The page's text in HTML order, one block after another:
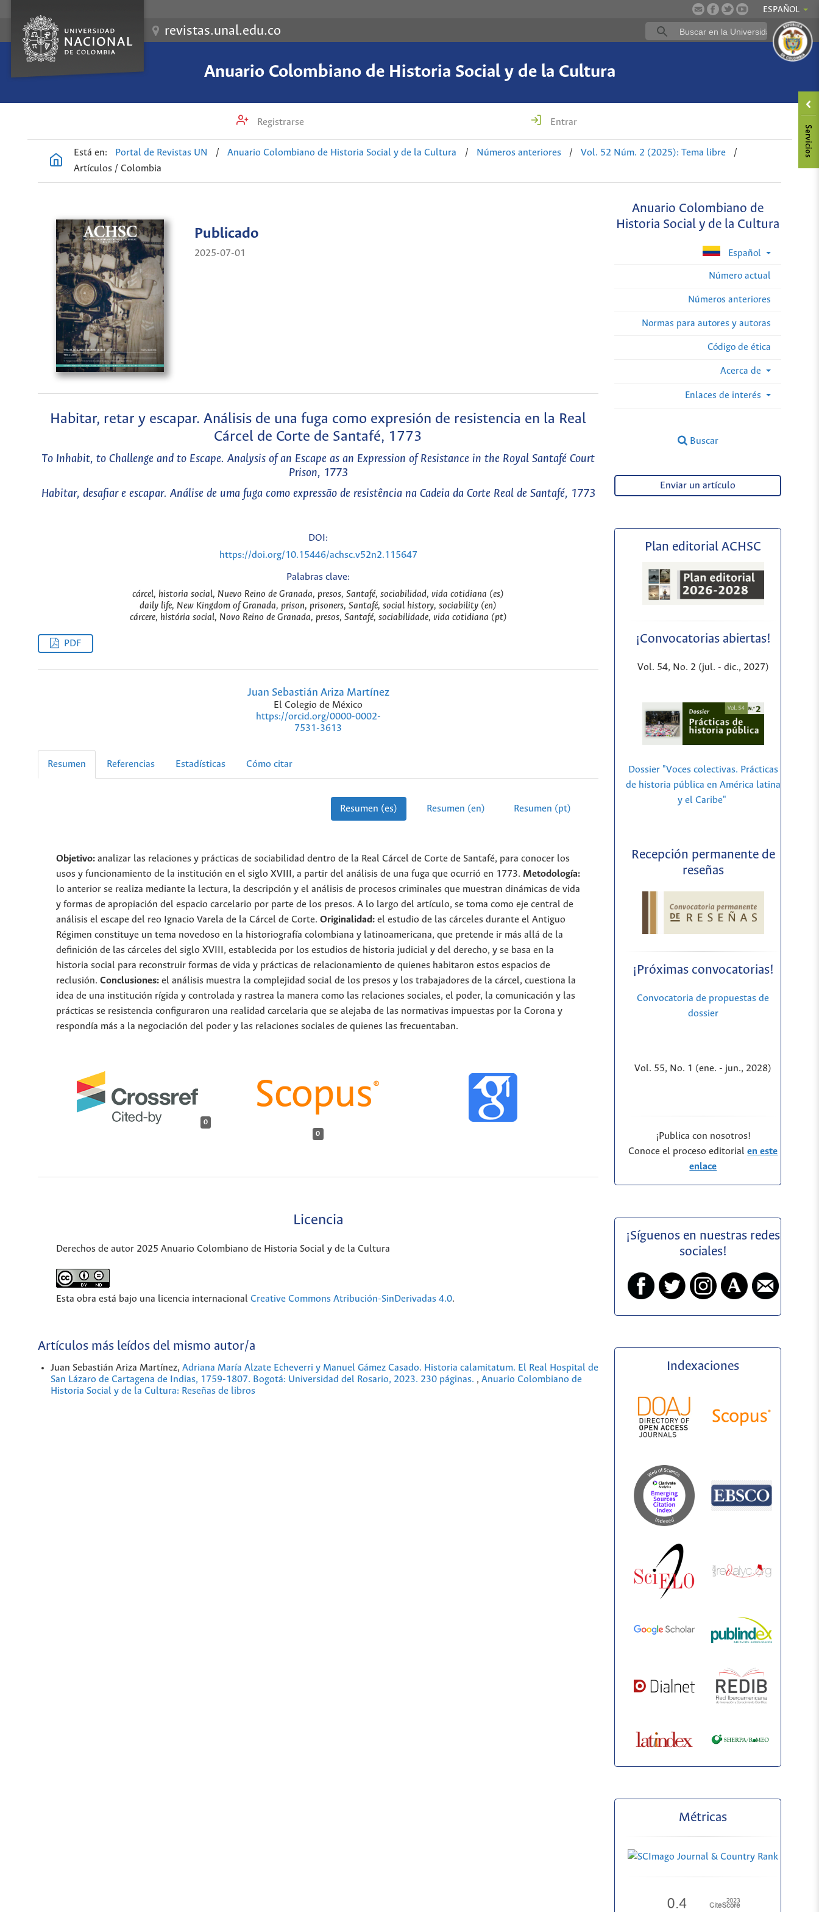
ESPAÑOL
revistas.unal.edu.co
Anuario Colombiano de Historia Social y de la Cultura
Registrarse Entrar
Está en: Portal de Revistas UN / Anuario Colombiano de Historia Social y de la Cultura / Números anteriores / Vol. 52 Núm. 2 (2025): Tema libre
/
Artículos / Colombia
Anuario Colombiano de
Historia Social y de la Cultura
Español
Número actual
Números anteriores
Normas para autores y autoras
Código de ética
Acerca de
Enlaces de interés
Buscar
Publicado
2025-07-01
Habitar, retar y escapar. Análisis de una fuga como expresión de resistencia en la Real
Cárcel de Corte de Santafé, 1773
To Inhabit, to Challenge and to Escape. Analysis of an Escape as an Expression of Resistance in the Royal Santafé Court
Prison, 1773
Habitar, desafiar e escapar. Análise de uma fuga como expressão de resistência na Cadeia da Corte Real de Santafé, 1773
DOI:
https://doi.org/10.15446/achsc.v52n2.115647
Palabras clave:
cárcel, historia social, Nuevo Reino de Granada, presos, Santafé, sociabilidad, vida cotidiana (es)
daily life, New Kingdom of Granada, prison, prisoners, Santafé, social history, sociability (en)
cárcere, história social, Novo Reino de Granada, presos, Santafé, sociabilidade, vida cotidiana (pt)
PDF
Juan Sebastián Ariza Martínez
El Colegio de México
https://orcid.org/0000-0002-
7531-3613
Resumen Referencias Estadísticas Cómo citar
Resumen (es) Resumen (en) Resumen (pt)
Objetivo: analizar las relaciones y prácticas de sociabilidad dentro de la Real Cárcel de Corte de Santafé, para conocer los
usos y funcionamiento de la institución en el siglo XVIII, a partir del análisis de una fuga que ocurrió en 1773. Metodología:
lo anterior se realiza mediante la lectura, la descripción y el análisis de procesos criminales que muestran dinámicas de vida
y formas de apropiación del espacio carcelario por parte de los presos. A lo largo del artículo, se toma como eje central de
análisis el escape del reo Ignacio Varela de la Cárcel de Corte. Originalidad: el estudio de las cárceles durante el Antiguo
Régimen constituye un tema novedoso en la historiografía colombiana y latinoamericana, que pretende ir más allá de la
definición de las cárceles del siglo XVIII, establecida por los estudios de historia judicial y del derecho, y se basa en la
historia social para reconstruir formas de vida y prácticas de relacionamiento de quienes habitaron estos espacios de
reclusión. Conclusiones: el análisis muestra la complejidad social de los presos y los trabajadores de la cárcel, cuestiona la
idea de una institución rígida y controlada y rastrea la manera como las relaciones sociales, el poder, la comunicación y las
prácticas se resistencia configuraron una realidad carcelaria que se alejaba de las normativas impuestas por la Corona y
respondía más a la negociación del poder y las relaciones sociales de quienes las frecuentaban.
0
0
Licencia
Derechos de autor 2025 Anuario Colombiano de Historia Social y de la Cultura
Esta obra está bajo una licencia internacional Creative Commons Atribución-SinDerivadas 4.0.
Artículos más leídos del mismo autor/a
Juan Sebastián Ariza Martínez, Adriana María Alzate Echeverri y Manuel Gámez Casado. Historia calamitatum. El Real Hospital de
San Lázaro de Cartagena de Indias, 1759-1807. Bogotá: Universidad del Rosario, 2023. 230 páginas. , Anuario Colombiano de
Historia Social y de la Cultura: Reseñas de libros
Enviar un artículo
Plan editorial ACHSC
¡Convocatorias abiertas!
Vol. 54, No. 2 (jul. - dic., 2027)
Dossier "Voces colectivas. Prácticas
de historia pública en América latina
y el Caribe"
Recepción permanente de
reseñas
¡Próximas convocatorias!
Convocatoria de propuestas de
dossier
Vol. 55, No. 1 (ene. - jun., 2028)
¡Publica con nosotros!
Conoce el proceso editorialen este
enlace
¡Síguenos en nuestras redes
sociales!
Indexaciones
Métricas